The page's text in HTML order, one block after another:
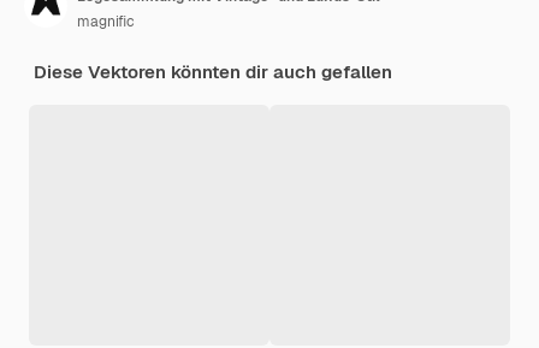
magnific
Diese Vektoren könnten dir auch gefallen